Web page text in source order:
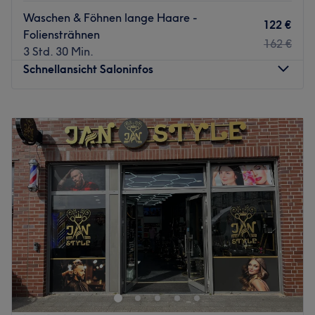
Waschen & Föhnen lange Haare -
Foliensträhnen
3 Std. 30 Min.
122 €
162 €
Schnellansicht Saloninfos
Dienstag
09:00–20:00
Mittwoch
09:00–20:00
Donnerstag
09:00–20:00
Freitag
09:00–20:00
Samstag
09:00–20:00
Sonntag
Geschlossen
Lust auf tolle Haarschnitte und moderne Farben? Komm
im Glamour Hair Salon in Hamburg, Wandsbek, vorbei
und suche dir aus dem vielfältigen Angebot das Passende
für dich heraus.